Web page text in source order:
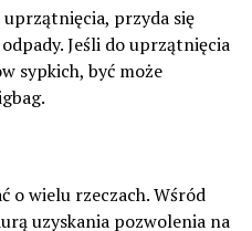
przyda się
Jeśli do uprzątnięcia
sypkich, być może
o wielu rzeczach. Wśród
uzyskania pozwolenia na